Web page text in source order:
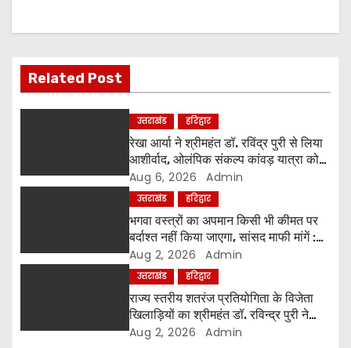
g
a
i
n
Related Post
उत्तराखंड हरिद्वार
रेखा आर्या ने श्रीमहंत डॉ. रविंद्र पुरी से लिया
आशीर्वाद, ओलंपिक संकल्प कांवड़ यात्रा को
मिला संतों का समर्थन
Aug 6, 2026 Admin
उत्तराखंड हरिद्वार
भगवा वस्त्रों का अपमान किसी भी कीमत पर
बर्दाश्त नहीं किया जाएगा, सांसद माफी मांगें :
श्रीमहंत डॉ. रविंद्र पुरी महाराज
Aug 2, 2026 Admin
उत्तराखंड हरिद्वार
राज्य स्तरीय शतरंज प्रतियोगिता के विजेता
खिलाड़ियों का श्रीमहंत डॉ. रविन्द्र पुरी ने
किया सम्मान
Aug 2, 2026 Admin